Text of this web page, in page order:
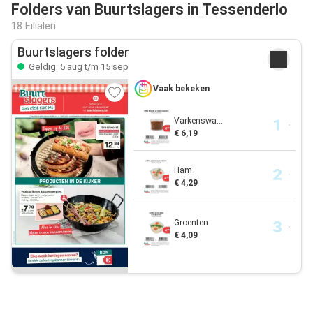
Folders van Buurtslagers in Tessenderlo
18 Filialen
Buurtslagers folder
Geldig: 5 aug t/m 15 sep
Vaak bekeken
Varkenswa...
€ 6,19
Ham
€ 4,29
Groenten
€ 4,09